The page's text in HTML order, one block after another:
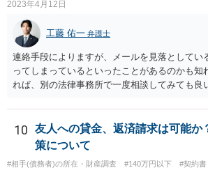
2023年4月12日
工藤 佑一 弁護士
連絡手段によりますが、メールを見落としてい
ってしまっているといったことがあるのかも知
れば、別の法律事務所で一度相談してみても良
10
友人への貸金、返済請求は可能か
策について
#相手(債務者)の所在・財産調査 #140万円以下
#契約書